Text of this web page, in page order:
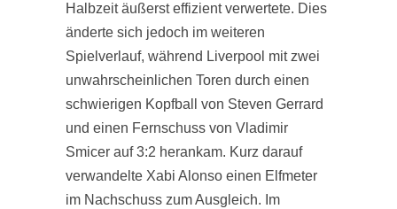
Halbzeit äußerst effizient verwertete. Dies
änderte sich jedoch im weiteren
Spielverlauf, während Liverpool mit zwei
unwahrscheinlichen Toren durch einen
schwierigen Kopfball von Steven Gerrard
und einen Fernschuss von Vladimir
Smicer auf 3:2 herankam. Kurz darauf
verwandelte Xabi Alonso einen Elfmeter
im Nachschuss zum Ausgleich. Im